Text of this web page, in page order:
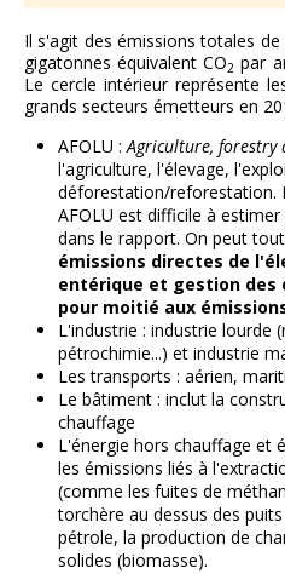
Il s'agit des émissions totales
gigatonnes équivalent CO2 par
Le cercle intérieur représente
grands secteurs émetteurs en
AFOLU :Agriculture, forestry
l'agriculture, l'élevage,
déforestation/reforestation.
AFOLU est difficile à
dans le rapport. On peut
émissions directes de
entérique et gestion des
pour moitié aux
L'industrie : industrie lourde
pétrochimie...) et industrie
Les transports : aérien,
Le bâtiment : inclut la
chauffage
L'énergie hors chauffage et
les émissions liés à
(comme les fuites de
torchère au dessus des
pétrole, la production de
solides (biomasse).